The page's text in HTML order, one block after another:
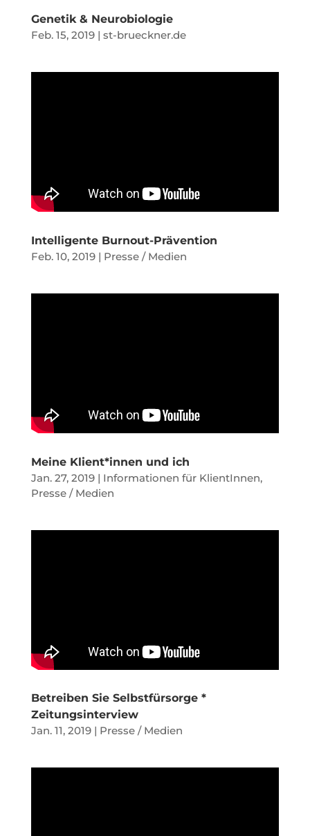
Genetik & Neurobiologie
Feb. 15, 2019| st-brueckner.de
Intelligente Burnout-Prävention
Feb. 10, 2019| Presse / Medien
Meine Klient*innen und ich
Jan. 27, 2019| Informationen für KlientInnen,
Presse / Medien
Betreiben Sie Selbstfürsorge *
Zeitungsinterview
Jan. 11, 2019| Presse / Medien